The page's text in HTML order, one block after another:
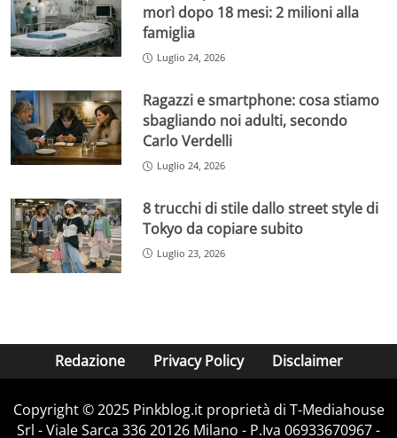
morì dopo 18 mesi: 2 milioni alla
famiglia
Luglio 24, 2026
Ragazzi e smartphone: cosa stiamo
sbagliando noi adulti, secondo
Carlo Verdelli
Luglio 24, 2026
8 trucchi di stile dallo street style di
Tokyo da copiare subito
Luglio 23, 2026
Redazione Privacy Policy Disclaimer
Copyright © 2025 Pinkblog.it proprietà di T-Mediahouse
Srl - Viale Sarca 336 20126 Milano - P.Iva 06933670967 -